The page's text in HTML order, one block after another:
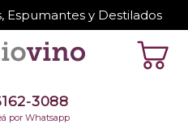
Espumantes y Destilados
3088
por Whatsapp